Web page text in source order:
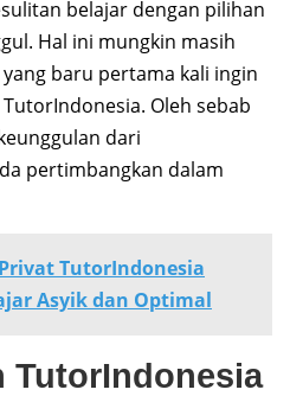
belajar dengan pilihan
Hal ini mungkin masih
baru pertama kali ingin
Oleh sebab
dari
pertimbangkan dalam
TutorIndonesia
Asyik dan Optimal
TutorIndonesia